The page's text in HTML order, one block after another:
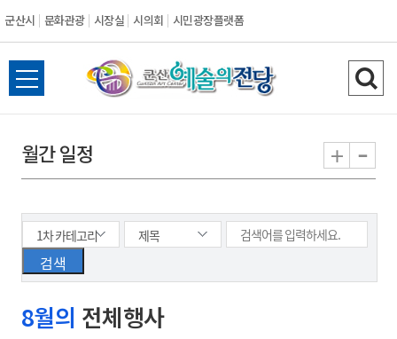
군산시 문화관광 시장실 시의회 시민광장플랫폼
군
산
전
체
뉴
열
검
색
기
월간 일정 + -
8월의 전체행사